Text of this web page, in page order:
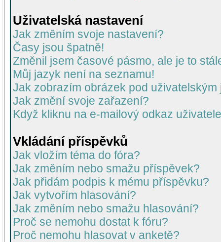
Uživatelská nastavení
Jak změním svoje nastavení?
Časy jsou špatně!
Změnil jsem časové pásmo, ale je to
Můj jazyk není na seznamu!
Jak zobrazím obrázek pod uživatelským
Jak změní svoje zařazení?
Když kliknu na e-mailový odkaz
Vkládání příspěvků
Jak vložím téma do fóra?
Jak změním nebo smažu příspěvek?
Jak přidám podpis k mému příspěvku?
Jak vytvořím hlasování?
Jak změním nebo smažu hlasování?
Proč se nemohu dostat k fóru?
Proč nemohu hlasovat v anketě?